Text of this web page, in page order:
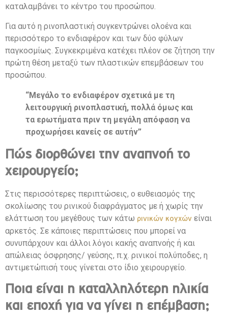
καταλαμβάνει το κέντρο του προσώπου.
Για αυτό η ρινοπλαστική συγκεντρώνει ολοένα και
περισσότερο το ενδιαφέρον και των δύο φύλων
παγκοσμίως. Συγκεκριμένα κατέχει πλέον σε ζήτηση την
πρώτη θέση μεταξύ των πλαστικών επεμβάσεων του
προσώπου.
“Μεγάλο το ενδιαφέρον σχετικά με τη
λειτουργική ρινοπλαστική, πολλά όμως και
τα ερωτήματα πριν τη μεγάλη απόφαση να
προχωρήσει κανείς σε αυτήν”
Πώς διορθώνει την αναπνοή το
χειρουργείο;
Στις περισσότερες περιπτώσεις, ο ευθειασμός της
σκολίωσης του ρινικού διαφράγματος με ή χωρίς την
ελάττωση του μεγέθους των κάτω ρινικών κογχών είναι
αρκετός. Σε κάποιες περιπτώσεις που μπορεί να
συνυπάρχουν και άλλοι λόγοι κακής αναπνοής ή και
απώλειας όσφρησης/ γεύσης, π.χ. ρινικοί πολύποδες, η
αντιμετώπισή τους γίνεται στο ίδιο χειρουργείο.
Ποια είναι η καταλληλότερη ηλικία
και εποχή για να γίνει η επέμβαση;